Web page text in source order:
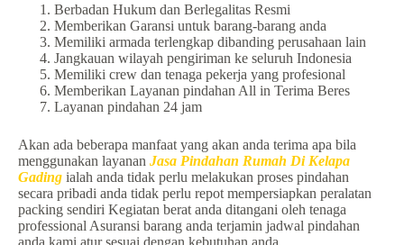
Berbadan Hukum dan Berlegalitas Resmi
Memberikan Garansi untuk barang-barang anda
Memiliki armada terlengkap dibanding perusahaan lain
Jangkauan wilayah pengiriman ke seluruh Indonesia
Memiliki crew dan tenaga pekerja yang profesional
Memberikan Layanan pindahan All in Terima Beres
Layanan pindahan 24 jam
Akan ada beberapa manfaat yang akan anda terima apa bila
menggunakan layanan Jasa Pindahan Rumah Di Kelapa
Gading ialah anda tidak perlu melakukan proses pindahan
secara pribadi anda tidak perlu repot mempersiapkan peralatan
packing sendiri Kegiatan berat anda ditangani oleh tenaga
professional Asuransi barang anda terjamin jadwal pindahan
anda kami atur sesuai dengan kebutuhan anda.